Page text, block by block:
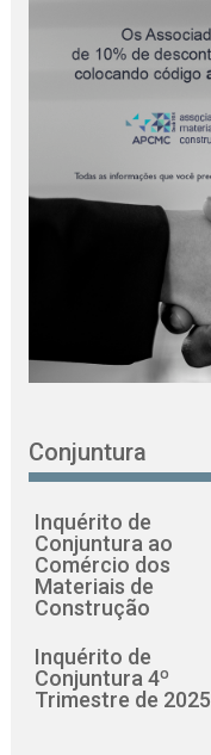
Conjuntura
Inquérito de
Conjuntura ao
Comércio dos
Materiais de
Construção
Inquérito de
Conjuntura 4º
Trimestre de 2025